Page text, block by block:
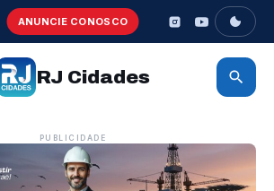
ANUNCIE CONOSCO
RJ Cidades
PUBLICIDADE